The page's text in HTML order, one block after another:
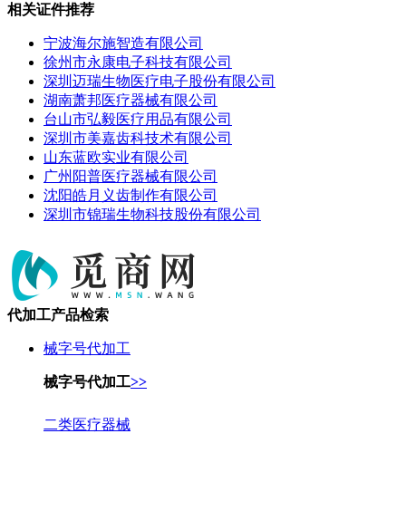
相关证件推荐
宁波海尔施智造有限公司
徐州市永康电子科技有限公司
深圳迈瑞生物医疗电子股份有限公司
湖南萧邦医疗器械有限公司
台山市弘毅医疗用品有限公司
深圳市美嘉齿科技术有限公司
山东蓝欧实业有限公司
广州阳普医疗器械有限公司
沈阳皓月义齿制作有限公司
深圳市锦瑞生物科技股份有限公司
代加工产品检索
械字号代加工
械字号代加工>>
二类医疗器械